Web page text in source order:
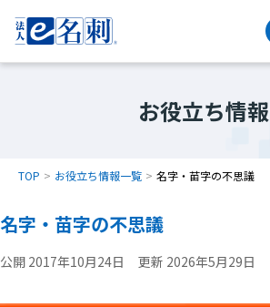
お役立ち情報
TOP お役立ち情報一覧 名字・苗字の不思議
名字・苗字の不思議
公開 2017年10月24日 更新 2026年5月29日